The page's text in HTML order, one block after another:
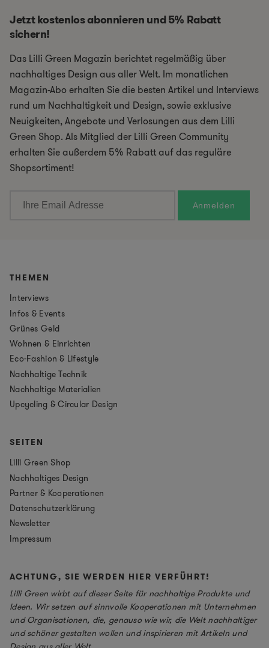
Jetzt kostenlos abonnieren und 5% Rabatt
sichern!
Das Lilli Green Magazin berichtet regelmäßig über
nachhaltiges Design aus aller Welt. Im monatlichen
Magazin-Abo erhalten Sie die besten Artikel und Interviews
rund um Nachhaltigkeit und Design, sowie exklusive
Neuigkeiten, Angebote und Verlosungen aus dem Lilli
Green Shop. Als Mitglied der Lilli Green Community
erhalten Sie außerdem 5% Rabatt auf das reguläre
Shopsortiment!
THEMEN
Interviews
Infos & Events
Grünes Geld
Wohnen & Einrichten
Eco-Fashion & Lifestyle
Nachhaltige Technik
Nachhaltige Materialien
Upcycling & Circular Design
SEITEN
Lilli Green Shop
Nachhaltiges Design
Partner & Kooperationen
Datenschutzerklärung
Newsletter
Impressum
ACHTUNG, SIE WERDEN HIER VERFÜHRT!
Lilli Green wirbt auf dieser Seite für nachhaltige Produkte und
Ideen. Wir setzen auf sinnvolle Kooperationen mit Unternehmen
und Organisationen, die, genauso wie wir, die Welt nachhaltiger
und schöner gestalten wollen und inspirieren mit Artikeln und